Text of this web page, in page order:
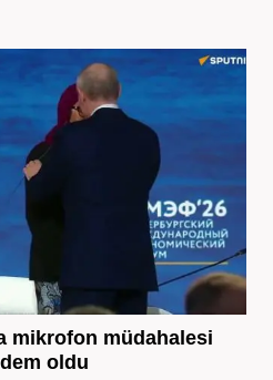
mikrofon müdahalesi
oldu